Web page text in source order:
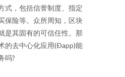
式，包括信誉制度、指定
保险等。众所周知，区块
是其固有的可信任性。那
的去中心化应用(Ðapp)能
吗?